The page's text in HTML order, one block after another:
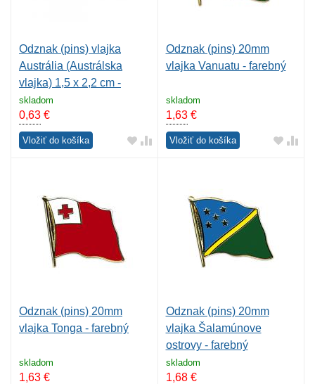
Odznak (pins) vlajka
Austrália (Austrálska
vlajka) 1,5 x 2,2 cm -
farebný
skladom
0,63 €
Vložiť do košíka
Odznak (pins) 20mm
vlajka Vanuatu - farebný
skladom
1,63€
Vložiť do košíka
Odznak (pins) 20mm
vlajka Tonga - farebný
skladom
1,63 €
Odznak (pins) 20mm
vlajka Šalamúnove
ostrovy - farebný
skladom
1,68€